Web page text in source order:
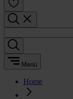
Menü
Home